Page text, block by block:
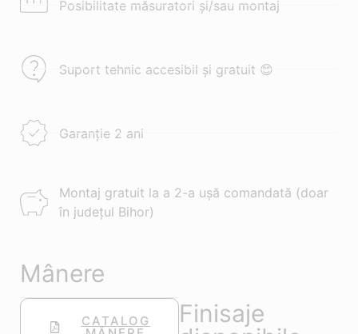
Posibilitate măsuratori și/sau montaj
Suport tehnic accesibil și gratuit 😊
Garanție 2 ani
Montaj gratuit la a 2-a ușă comandată (doar
în județul Bihor)
Mânere
CATALOG
Finisaje